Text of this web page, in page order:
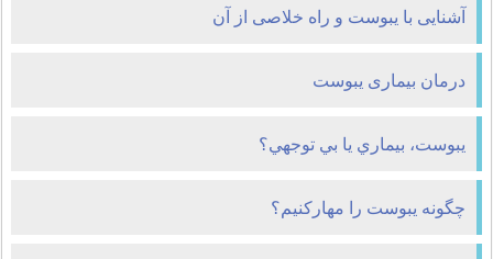
آشنایی با یبوست و راه خلاصی از آن
درمان بیماری يبوست
يبوست، بيماري يا بي توجهي؟
چگونه یبوست را مهار‌کنیم؟